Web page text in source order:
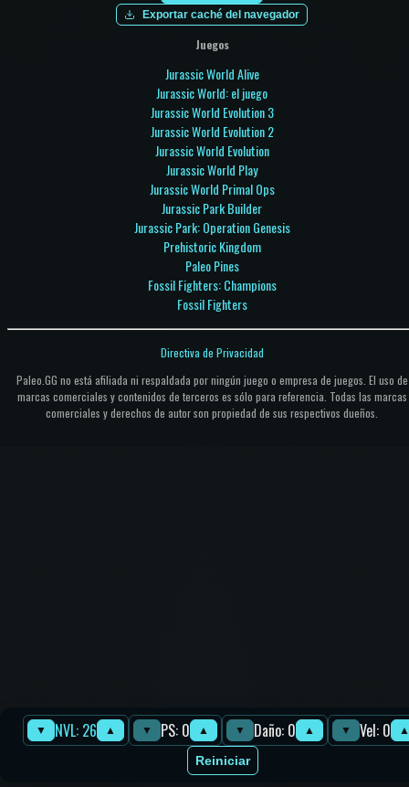
▼ NVL: 26 ▲ ▼ PS: 0 ▲ ▼ Daño: 0 ▲ ▼ Vel: 0 ▲
Reiniciar
Exportar caché del navegador
Juegos
Jurassic World Alive
Jurassic World: el juego
Jurassic World Evolution 3
Jurassic World Evolution 2
Jurassic World Evolution
Jurassic World Play
Jurassic World Primal Ops
Jurassic Park Builder
Jurassic Park: Operation Genesis
Prehistoric Kingdom
Paleo Pines
Fossil Fighters: Champions
Fossil Fighters
Paleo.GG no está afiliada ni respaldada por ningún juego o empresa de juegos. El uso de
marcas comerciales y contenidos de terceros es sólo para referencia. Todas las marcas
comerciales y derechos de autor son propiedad de sus respectivos dueños.
Directiva de Privacidad